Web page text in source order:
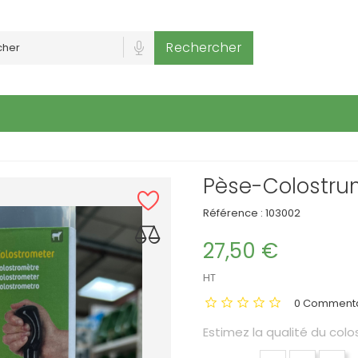
Rechercher
Pèse-
Référence : 103002
27,50 €
HT
0
Estimez la qualité du